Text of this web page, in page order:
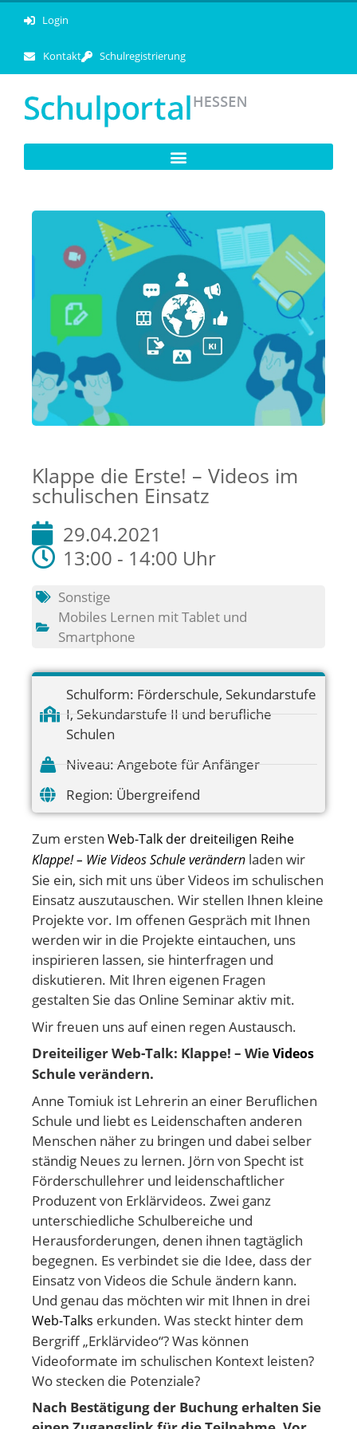
Login
Kontakt Schulregistrierung
Klappe die Erste! – Videos im
schulischen Einsatz
29.04.2021
13:00 - 14:00 Uhr
Sonstige
Mobiles Lernen mit Tablet und
Smartphone
Schulform: Förderschule, Sekundarstufe
I, Sekundarstufe II und berufliche
Schulen
Niveau: Angebote für Anfänger
Region: Übergreifend
Zum ersten Web-Talk der dreiteiligen Reihe
Klappe! – Wie Videos Schule verändern laden wir
Sie ein, sich mit uns über Videos im schulischen
Einsatz auszutauschen. Wir stellen Ihnen kleine
Projekte vor. Im offenen Gespräch mit Ihnen
werden wir in die Projekte eintauchen, uns
inspirieren lassen, sie hinterfragen und
diskutieren. Mit Ihren eigenen Fragen
gestalten Sie das Online Seminar aktiv mit.
Wir freuen uns auf einen regen Austausch.
Dreiteiliger Web-Talk: Klappe! – WieVideos
Schule verändern.
Anne Tomiuk ist Lehrerin an einer Beruflichen
Schule und liebt es Leidenschaften anderen
Menschen näher zu bringen und dabei selber
ständig Neues zu lernen. Jörn von Specht ist
Förderschullehrer und leidenschaftlicher
Produzent von Erklärvideos. Zwei ganz
unterschiedliche Schulbereiche und
Herausforderungen, denen ihnen tagtäglich
begegnen. Es verbindet sie die Idee, dass der
Einsatz von Videos die Schule ändern kann.
Und genau das möchten wir mit Ihnen in drei
Web-Talks erkunden. Was steckt hinter dem
Bergriff „Erklärvideo“? Was können
Videoformate im schulischen Kontext leisten?
Wo stecken die Potenziale?
Nach Bestätigung der Buchung erhalten Sie